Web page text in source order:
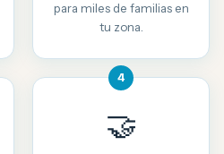
para miles de familias en
tu zona.
4
🤝